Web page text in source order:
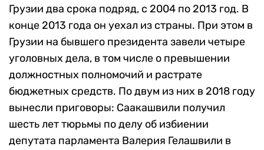
Грузии два срока подряд, с 2004 по 2013 год. В
конце 2013 года он уехал из страны. При этом в
Грузии на бывшего президента завели четыре
уголовных дела, в том числе о превышении
должностных полномочий и растрате
бюджетных средств. По двум из них в 2018 году
вынесли приговоры: Саакашвили получил
шесть лет тюрьмы по делу об избиении
депутата парламента Валерия Гелашвили в